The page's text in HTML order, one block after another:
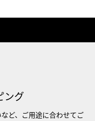
ング
ど、ご用途に合わせてご